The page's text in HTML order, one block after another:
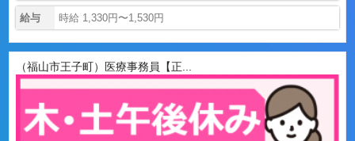
給与 時給 1,330円〜1,530円
（福山市王子町）医療事務員【正...